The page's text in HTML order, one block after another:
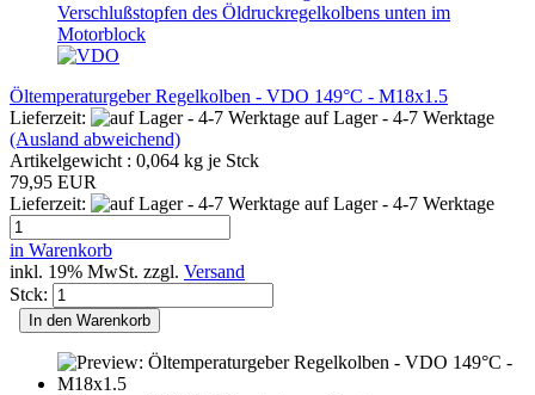
Öltemperaturgeber Regelkolben - VDO 149°C - M18x1.5
Lieferzeit:
auf Lager - 4-7 Werktage
(Ausland abweichend)
Artikelgewicht : 0,064 kg je Stck
79,95 EUR
Lieferzeit:
auf Lager - 4-7 Werktage
in Warenkorb
inkl. 19% MwSt. zzgl. Versand
Stck:
In den Warenkorb